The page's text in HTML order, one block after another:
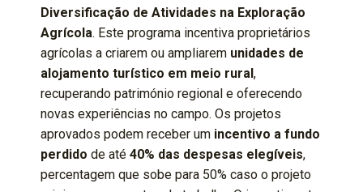
Diversificação de Atividades na Exploração
Agrícola. Este programa incentiva proprietários
agrícolas a criarem ou ampliarem unidades de
alojamento turístico em meio rural,
recuperando património regional e oferecendo
novas experiências no campo. Os projetos
aprovados podem receber um incentivo a fundo
perdido de até 40% das despesas elegíveis,
percentagem que sobe para 50% caso o projeto